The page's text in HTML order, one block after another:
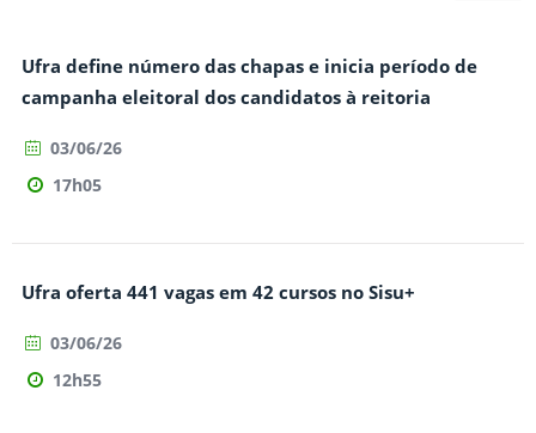
Ufra define número das chapas e inicia período de
campanha eleitoral dos candidatos à reitoria
03/06/26
17h05
Ufra oferta 441 vagas em 42 cursos no Sisu+
03/06/26
12h55